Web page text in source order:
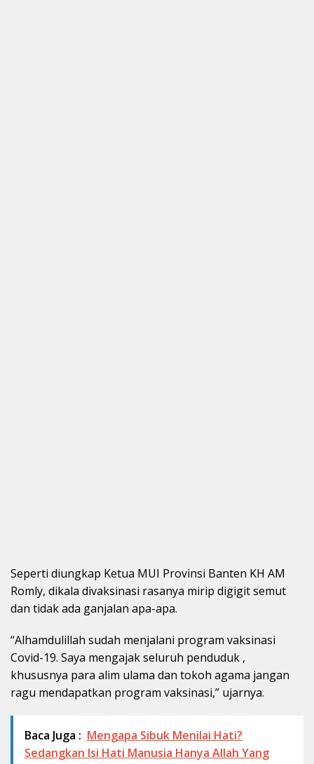
Seperti diungkap Ketua MUI Provinsi Banten KH AM
Romly, dikala divaksinasi rasanya mirip digigit semut
dan tidak ada ganjalan apa-apa.
“Alhamdulillah sudah menjalani program vaksinasi
Covid-19. Saya mengajak seluruh penduduk ,
khususnya para alim ulama dan tokoh agama jangan
ragu mendapatkan program vaksinasi,” ujarnya.
Baca Juga : Mengapa Sibuk Menilai Hati?
Sedangkan Isi Hati Manusia Hanya Allah Yang